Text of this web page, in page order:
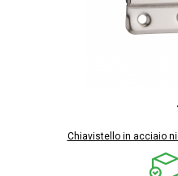
Chiavistello in acciaio